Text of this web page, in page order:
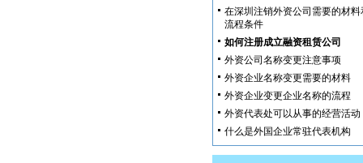
在深圳注销外资公司需要的材料
流程条件
如何注册成立融资租赁公司
外资公司名称变更注意事项
外资企业名称变更需要的材料
外资企业变更企业名称的流程
外资代表处可以从事的经营活动
什么是外国企业常驻代表机构